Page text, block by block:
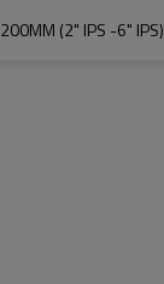
(2" IPS -6" IPS)